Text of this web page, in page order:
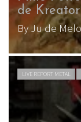
de Kreator
By Ju de
LIVE REPORT METAL